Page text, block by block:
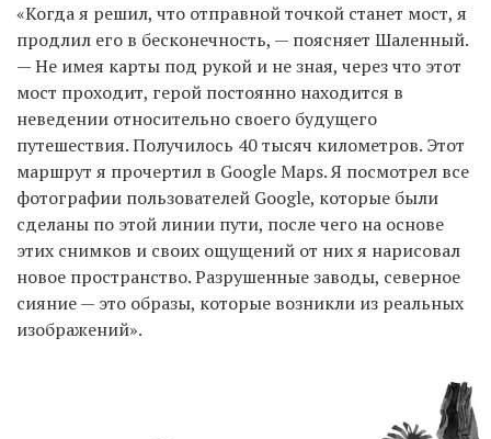
«Когда я решил, что отправной точкой станет мост, я
продлил его в бесконечность, — поясняет Шаленный.
— Не имея карты под рукой и не зная, через что этот
мост проходит, герой постоянно находится в
неведении относительно своего будущего
путешествия. Получилось 40 тысяч километров. Этот
маршрут я прочертил в Google Maps. Я посмотрел все
фотографии пользователей Google, которые были
сделаны по этой линии пути, после чего на основе
этих снимков и своих ощущений от них я нарисовал
новое пространство. Разрушенные заводы, северное
сияние — это образы, которые возникли из реальных
изображений».